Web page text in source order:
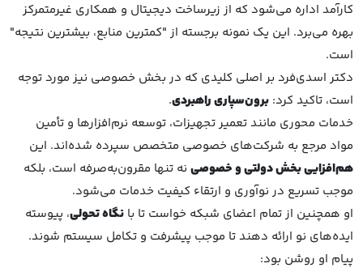
کارآمد اداره می‌شود که از زیرساخت دیجیتال و همکاری غیرمتمرکز
بهره می‌برد. این یک نمونه برجسته از "کمترین منابع، بیشترین نتیجه"
است.
دکتر اسدی‌فرد بر اصلی کلیدی که در بخش خصوصی نیز مورد توجه
است، تاکید کرد: برون‌سپاری راهبردی.
خدمات محوری مانند تعمیر تجهیزات، توسعه نرم‌افزارها و تأمین
مواد مرجع به شرکت‌های خصوصی متخصص سپرده شده‌اند. این
هم‌افزایی بخش دولتی و خصوصی نه تنها مقرون‌به‌صرفه است، بلکه
موجب تسریع در نوآوری و ارتقاء کیفیت خدمات می‌شود.
او همچنین از تمام اعضای شبکه خواست تا با نگاه تحولی، پیوسته
ایده‌های نو ارائه دهند تا موجب پیشرفت و تکامل سیستم شوند.
پیام او روشن بود: